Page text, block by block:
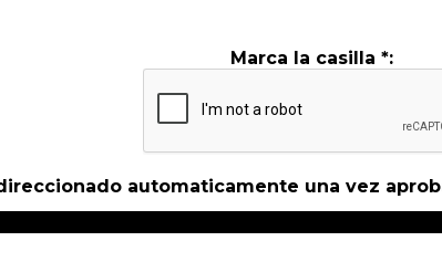
Marca la casilla *:
automaticamente una vez